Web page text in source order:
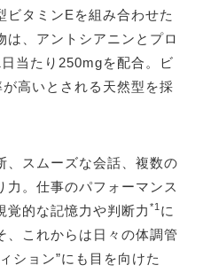
ビタミンEを組み合わせた
は、アントシアニンとプロ
当たり250mgを配合。ビ
高いとされる天然型を採
、スムーズな会話、複数の
力。仕事のパフォーマンス
覚的な記憶力や判断力 *1 に
、これからは日々の体調管
ション”にも目を向けた